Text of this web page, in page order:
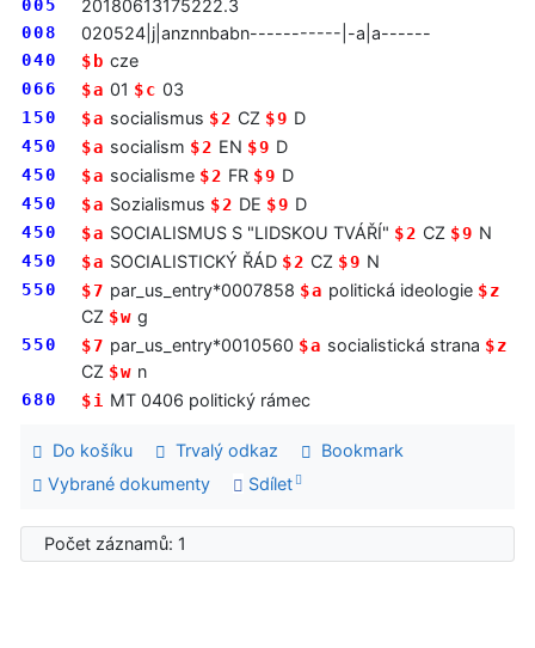
005 20180613175222.3
008 020524|j|anznnbabn-----------|-a|a------
040 $b cze
066 $a 01 $c 03
150 $a socialismus $2 CZ $9 D
450 $a socialism $2 EN $9 D
450 $a socialisme $2 FR $9 D
450 $a Sozialismus $2 DE $9 D
450 $a SOCIALISMUS S "LIDSKOU TVÁŘÍ" $2 CZ $9 N
450 $a SOCIALISTICKÝ ŘÁD $2 CZ $9 N
550 $7 par_us_entry*0007858 $a politická ideologie $z
CZ $w g
550 $7 par_us_entry*0010560 $a socialistická strana $z
CZ $w n
680 $i MT 0406 politický rámec
Do košíku Trvalý odkaz
Bookmark
Vybrané dokumenty
Sdílet
Počet záznamů: 1